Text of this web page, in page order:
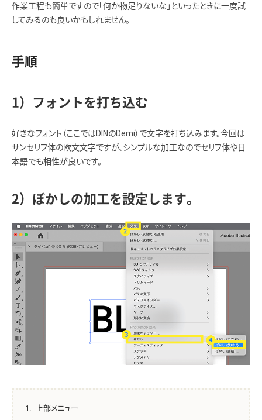
作業工程も簡単ですので「何か物足りないな」といったときに一度試
してみるのも良いかもしれません。
手順
1）フォントを打ち込む
好きなフォント（ここではDINのDemi）で文字を打ち込みます。今回は
サンセリフ体の欧文文字ですが、シンプルな加工なのでセリフ体や日
本語でも相性が良いです。
2）ぼかしの加工を設定します。
上部メニュー